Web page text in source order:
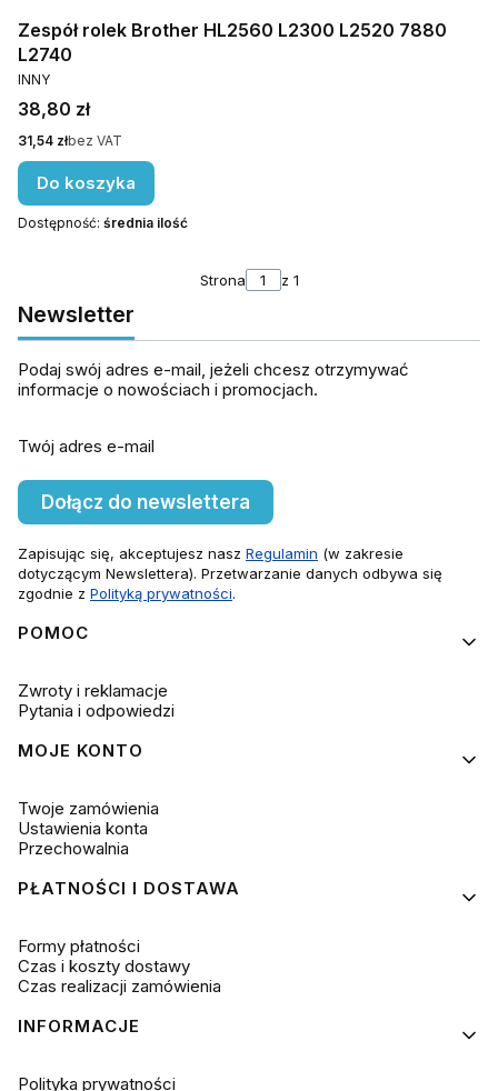
Zespół rolek Brother HL2560 L2300 L2520 7880
L2740
PRODUCENT
INNY
Cena
38,80 zł
Cena
31,54 złbez VAT
Do koszyka
Dostępność: średnia ilość
Strona z 1
Newsletter
Podaj swój adres e-mail, jeżeli chcesz otrzymywać
informacje o nowościach i promocjach.
Twój adres e-mail
Dołącz do newslettera
Zapisując się, akceptujesz nasz Regulamin (w zakresie
dotyczącym Newslettera). Przetwarzanie danych odbywa się
zgodnie z Polityką prywatności.
Linki w stopce
POMOC
Zwroty i reklamacje
Pytania i odpowiedzi
MOJE KONTO
Twoje zamówienia
Ustawienia konta
Przechowalnia
PŁATNOŚCI I DOSTAWA
Formy płatności
Czas i koszty dostawy
Czas realizacji zamówienia
INFORMACJE
Polityka prywatności